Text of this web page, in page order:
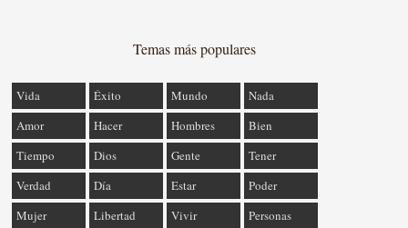
Temas más populares
Vida Éxito Mundo
Nada
Amor
Hacer Hombres
Bien
Tiempo
Dios Gente
Tener
Verdad
Día Estar
Poder
Mujer
Libertad Vivir
Personas